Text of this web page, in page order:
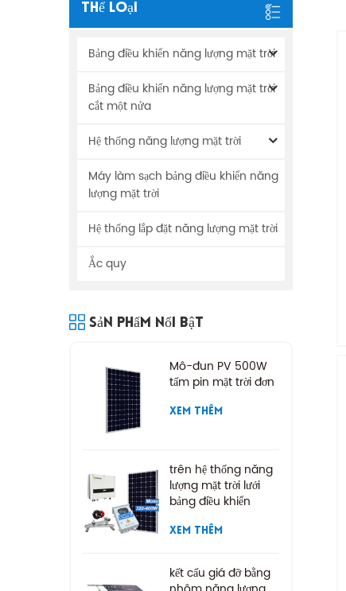
Thể Loại
Bảng điều khiển năng lượng mặt trời
Bảng điều khiển năng lượng mặt trời
cắt một nửa
Hệ thống năng lượng mặt trời
Máy làm sạch bảng điều khiển năng
lượng mặt trời
Hệ thống lắp đặt năng lượng mặt trời
Ắc quy
Sản Phẩm Nổi Bật
Mô-đun PV 500W
tấm pin mặt trời đơn
XEM THÊM
trên hệ thống năng
lượng mặt trời lưới
bảng điều khiển
XEM THÊM
kết cấu giá đỡ bằng